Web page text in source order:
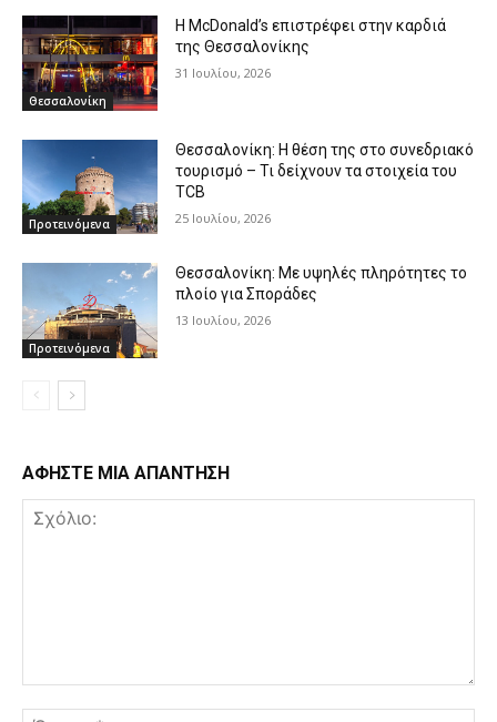
Θεσσαλονίκη
Η McDonald’s επιστρέφει στην καρδιά
της Θεσσαλονίκης
31 Ιουλίου, 2026
Προτεινόμενα
Θεσσαλονίκη: Η θέση της στο συνεδριακό
τουρισμό – Τι δείχνουν τα στοιχεία του
TCB
25 Ιουλίου, 2026
Προτεινόμενα
Θεσσαλονίκη: Με υψηλές πληρότητες το
πλοίο για Σποράδες
13 Ιουλίου, 2026
ΑΦΗΣΤΕ ΜΙΑ ΑΠΑΝΤΗΣΗ